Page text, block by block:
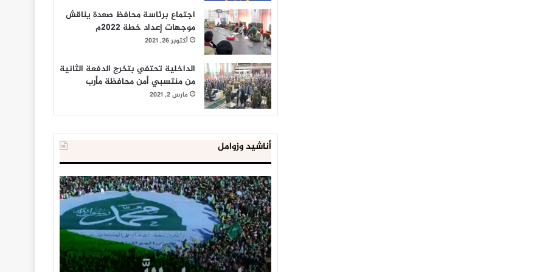
اجتماع برئاسة محافظ صعدة يناقش
موجهات إعداد خطة 2022م
أكتوبر 26, 2021
الداخلية تحتفي بتخرج الدفعة الثانية
من منتسبي أمن محافظة مأرب
مارس 2, 2021
أناشيد وزوامل
العدو
الإسرائيلي
اعتقل
543
طفلا
فلسطينيا
خلال
يناير 31, 2021
الداخلية
المصرية
إحباط
‘مخطط
كبير’
للإخوان